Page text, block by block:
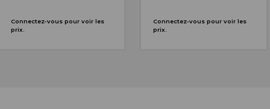
Connectez-vous pour voir les
prix.
Connectez-vous pour voir les
prix.